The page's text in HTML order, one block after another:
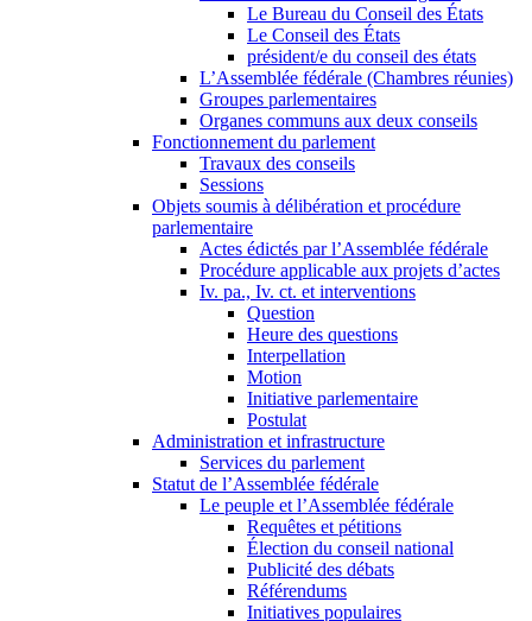
Le Bureau du Conseil des États
Le Conseil des États
président/e du conseil des états
L’Assemblée fédérale (Chambres réunies)
Groupes parlementaires
Organes communs aux deux conseils
Fonctionnement du parlement
Travaux des conseils
Sessions
Objets soumis à délibération et procédure
parlementaire
Actes édictés par l’Assemblée fédérale
Procédure applicable aux projets d’actes
Iv. pa., Iv. ct. et interventions
Question
Heure des questions
Interpellation
Motion
Initiative parlementaire
Postulat
Administration et infrastructure
Services du parlement
Statut de l’Assemblée fédérale
Le peuple et l’Assemblée fédérale
Requêtes et pétitions
Élection du conseil national
Publicité des débats
Référendums
Initiatives populaires